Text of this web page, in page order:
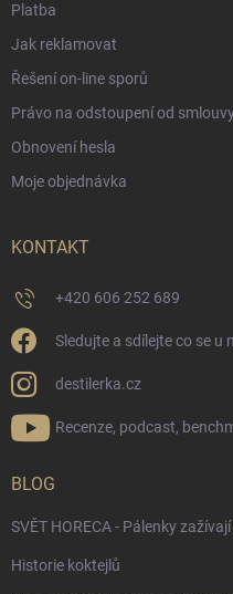
Platba
Jak reklamovat
Řešení on-line sporů
Právo na odstoupení od
Obnovení hesla
Moje objednávka
KONTAKT
+420 606 252 689
Sledujte a sdílejte co se u
destilerka.cz
Recenze, podcast,
BLOG
SVĚT HORECA - Pálenky
Historie koktejlů